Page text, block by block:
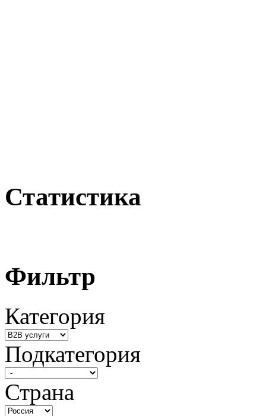
Статистика
Фильтр
Категория
Подкатегория
Страна